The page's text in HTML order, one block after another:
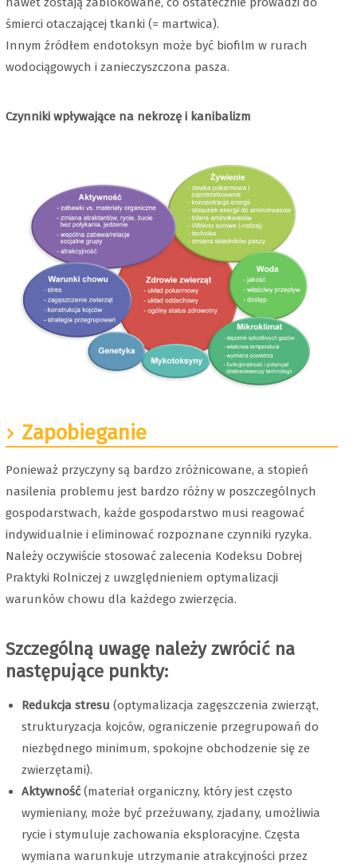
śmierci otaczającej tkanki (= martwica).
Innym źródłem endotoksyn może być biofilm w rurach
wodociągowych i zanieczyszczona pasza.
Czynniki wpływające na nekrozę i kanibalizm
Zapobieganie
Ponieważ przyczyny są bardzo zróżnicowane, a stopień
nasilenia problemu jest bardzo różny w poszczególnych
gospodarstwach, każde gospodarstwo musi reagować
indywidualnie i eliminować rozpoznane czynniki ryzyka.
Należy oczywiście stosować zalecenia Kodeksu Dobrej
Praktyki Rolniczej z uwzględnieniem optymalizacji
warunków chowu dla każdego zwierzęcia.
Szczególną uwagę należy zwrócić na
następujące punkty:
Redukcja stresu (optymalizacja zagęszczenia zwierząt,
strukturyzacja kojców, ograniczenie przegrupowań do
niezbędnego minimum, spokojne obchodzenie się ze
zwierzętami).
Aktywność(materiał organiczny, który jest często
wymieniany, może być przeżuwany, zjadany, umożliwia
rycie i stymuluje zachowania eksploracyjne. Częsta
wymiana warunkuje utrzymanie atrakcyjności przez